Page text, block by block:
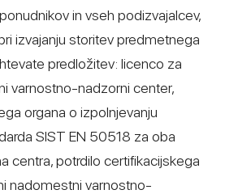
in vseh podizvajalcev,
izvajanju storitev predmetnega
predložitev: licenco za
varnostno-nadzorni center,
organa o izpolnjevanju
SIST EN 50518 za oba
centra, potrdilo certifikacijskega
nadomestni varnostno-